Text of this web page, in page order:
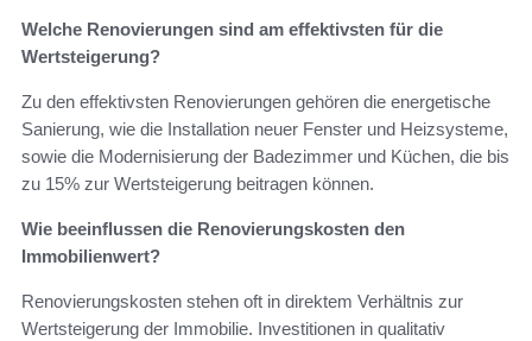
Welche Renovierungen sind am effektivsten für die
Wertsteigerung?
Zu den effektivsten Renovierungen gehören die energetische
Sanierung, wie die Installation neuer Fenster und Heizsysteme,
sowie die Modernisierung der Badezimmer und Küchen, die bis
zu 15% zur Wertsteigerung beitragen können.
Wie beeinflussen die Renovierungskosten den
Immobilienwert?
Renovierungskosten stehen oft in direktem Verhältnis zur
Wertsteigerung der Immobilie. Investitionen in qualitativ